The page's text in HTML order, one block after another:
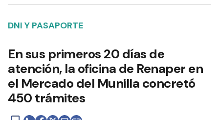
DNI Y PASAPORTE
En sus primeros 20 días de
atención, la oficina de Renaper en
el Mercado del Munilla concretó
450 trámites